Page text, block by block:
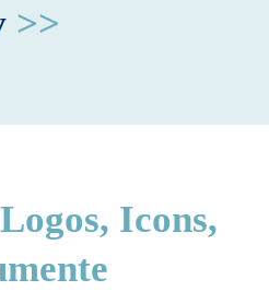
>>
Logos, Icons,